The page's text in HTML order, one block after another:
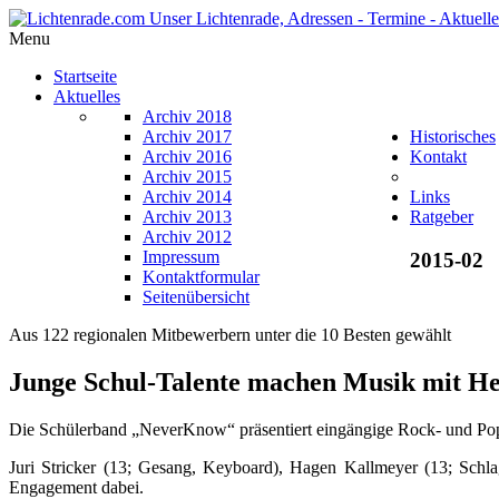
Menu
Startseite
Aktuelles
Archiv 2018
Archiv 2017
Archiv 2016
Archiv 2015
Archiv 2014
Archiv 2013
Archiv 2012
Historisches
Kontakt
Impressum
Kontaktformular
Seitenübersicht
Links
Ratgeber
Aus 122 regionalen Mitbewerbern unter die 10 Besten gewählt
Junge Schul-Talente machen Musik mit
Die Schülerband „NeverKnow“ präsentiert eingängige Rock- und
Juri Stricker (13; Gesang, Keyboard), Hagen Kallmeyer (13;
Engagement dabei.
2015-02